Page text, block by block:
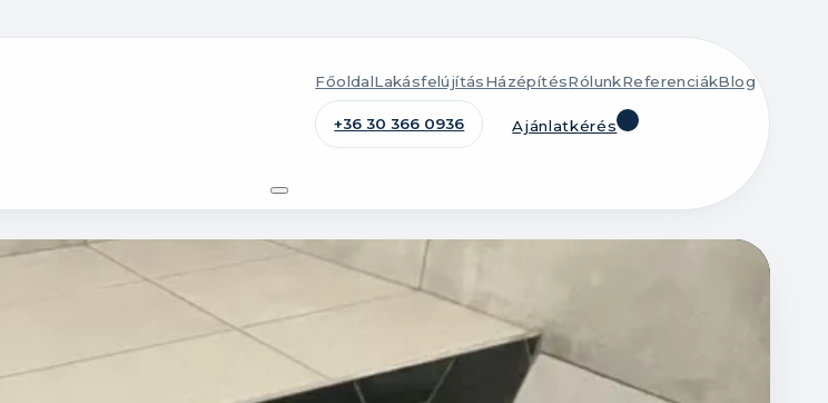
FőoldalLakásfelújításHázépítésRólunkReferenciákBlog
+36 30 366 0936 Ajánlatkérés